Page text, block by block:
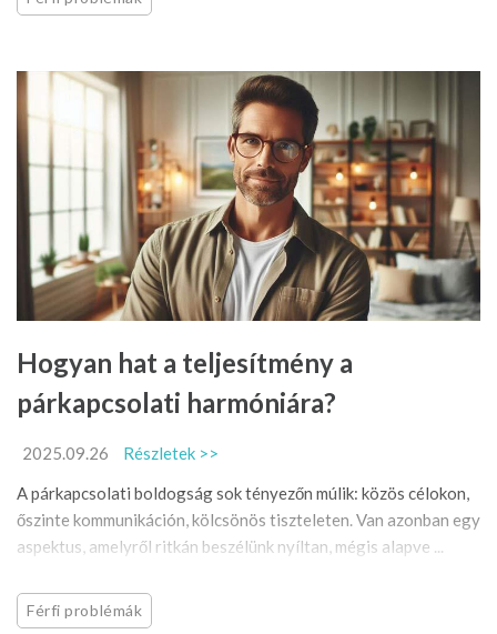
Hogyan hat a teljesítmény a
párkapcsolati harmóniára?
2025.09.26
Részletek >>
A párkapcsolati boldogság sok tényezőn múlik: közös célokon,
őszinte kommunikáción, kölcsönös tiszteleten. Van azonban egy
aspektus, amelyről ritkán beszélünk nyíltan, mégis alapve ...
Férfi problémák